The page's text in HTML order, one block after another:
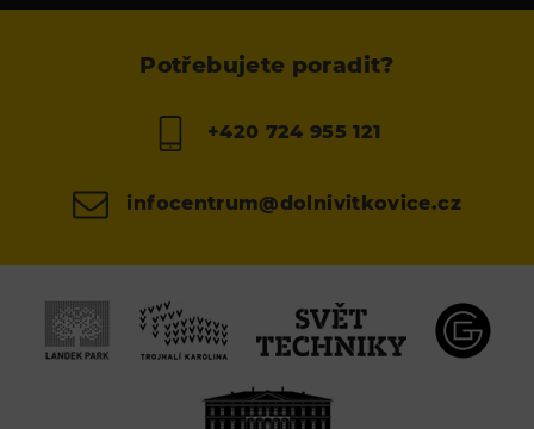
Potřebujete poradit?
+420 724 955 121
infocentrum@dolnivitkovice.cz